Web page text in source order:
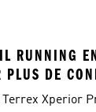
RUNNING
DE
Xperior